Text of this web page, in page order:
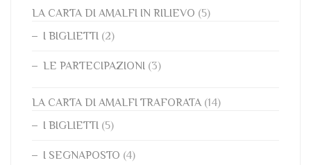
LA CARTA DI AMALFI IN RILIEVO (5)
I BIGLIETTI (2)
LE PARTECIPAZIONI (3)
LA CARTA DI AMALFI TRAFORATA (14)
I BIGLIETTI (5)
I SEGNAPOSTO (4)